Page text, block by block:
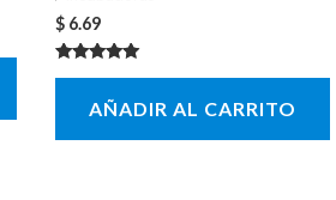
$6.69
Valorado con
AÑADIR AL CARRITO